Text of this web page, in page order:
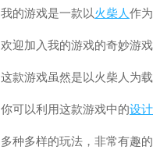
我的游戏是一款以火柴人作
欢迎加入我的游戏的奇妙游戏
这款游戏虽然是以火柴人为
你可以利用这款游戏中的设计
多种多样的玩法，非常有趣